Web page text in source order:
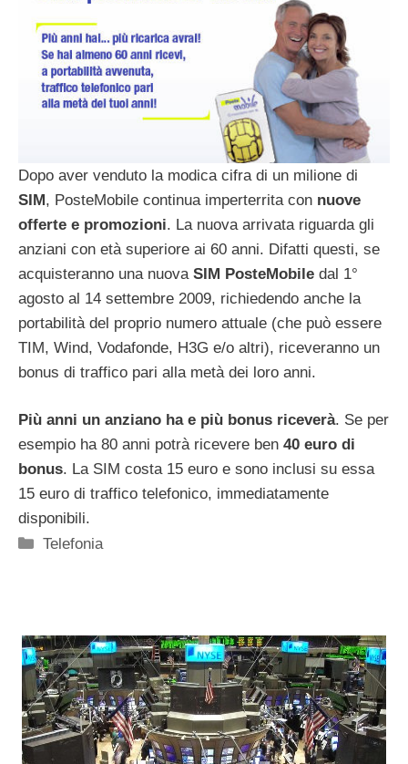
Dopo aver venduto la modica cifra di un milione di
SIM, PosteMobile continua imperterrita con nuove
offerte e promozioni. La nuova arrivata riguarda gli
anziani con età superiore ai 60 anni. Difatti questi, se
acquisteranno una nuova SIM PosteMobile dal 1°
agosto al 14 settembre 2009, richiedendo anche la
portabilità del proprio numero attuale (che può essere
TIM, Wind, Vodafonde, H3G e/o altri), riceveranno un
bonus di traffico pari alla metà dei loro anni.
Più anni un anziano ha e più bonus riceverà. Se per
esempio ha 80 anni potrà ricevere ben 40 euro di
bonus. La SIM costa 15 euro e sono inclusi su essa
15 euro di traffico telefonico, immediatamente
disponibili.
Categorie
Telefonia